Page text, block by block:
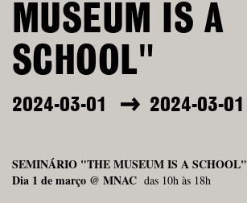
MUSEUM IS A
SCHOOL"
2024-03-01 2024-03-01
SEMINÁRIO "THE MUSEUM IS A SCHOOL"
Dia 1 de março @ MNAC das 10h às 18h